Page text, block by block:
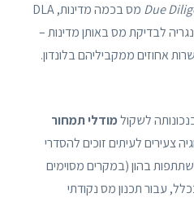
Due
מס בכמה מדינות, DLA
לבדיקת מס באותן מדינות –
אחוזים ממקביליהם בלונדון.
מודלי תמחור
צעירים לעיתים זוכים להסדרי
בהון (במקרים מסוימים
עבור תכנון מס נקודתי